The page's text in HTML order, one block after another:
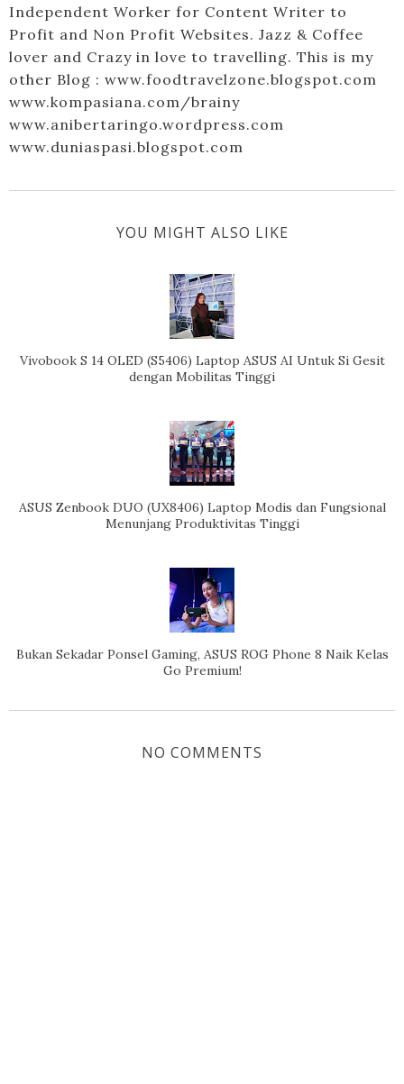
Independent Worker for Content Writer to
Profit and Non Profit Websites. Jazz & Coffee
lover and Crazy in love to travelling. This is my
other Blog : www.foodtravelzone.blogspot.com
www.kompasiana.com/brainy
www.anibertaringo.wordpress.com
www.duniaspasi.blogspot.com
YOU MIGHT ALSO LIKE
Vivobook S 14 OLED (S5406) Laptop ASUS AI Untuk Si Gesit
dengan Mobilitas Tinggi
ASUS Zenbook DUO (UX8406) Laptop Modis dan Fungsional
Menunjang Produktivitas Tinggi
Bukan Sekadar Ponsel Gaming, ASUS ROG Phone 8 Naik Kelas
Go Premium!
NO COMMENTS